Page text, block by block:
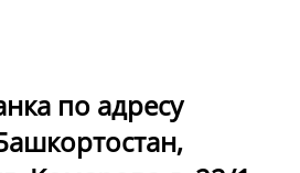
по адресу